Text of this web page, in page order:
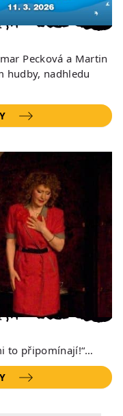
Pecková a Martin
hudby, nadhledu
to připomínají!“…